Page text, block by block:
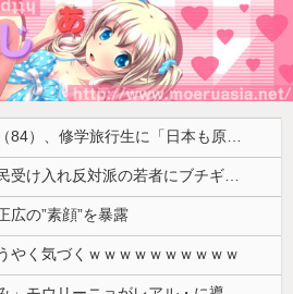
長崎の語り部お爺ちゃん（84）、修学旅行生に「日本も原爆を持たないと負ける」と言われびっくり！ 被団協代表（85）も中学生に「核を持たないで日本を守れますか」と問われ危機感
【悲報】ホリエモン、移民受け入れ反対派の若者にブチギレ「差別するなんて最低だ！」 → スタジオ誰も反論できず沈黙 ………
広の”素顔”を暴露
やく気づくｗｗｗｗｗｗｗｗｗｗ